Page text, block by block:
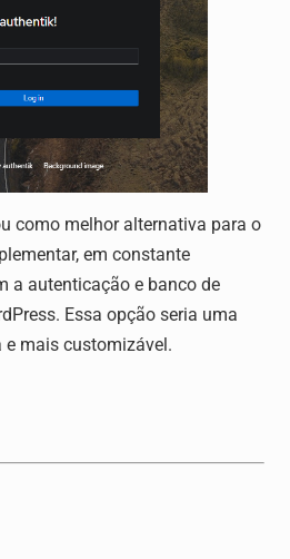
como melhor alternativa para o
em constante
a autenticação e banco de
Essa opção seria uma
mais customizável.